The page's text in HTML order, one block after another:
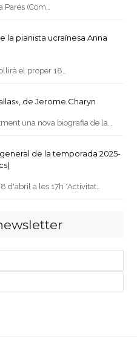
Parés (Com…
la pianista ucraïnesa Anna
el proper 18…
de Jerome Charyn
una nova biografia de la…
general de la temporada 2025-
d'abril a les 17h *Activitat…